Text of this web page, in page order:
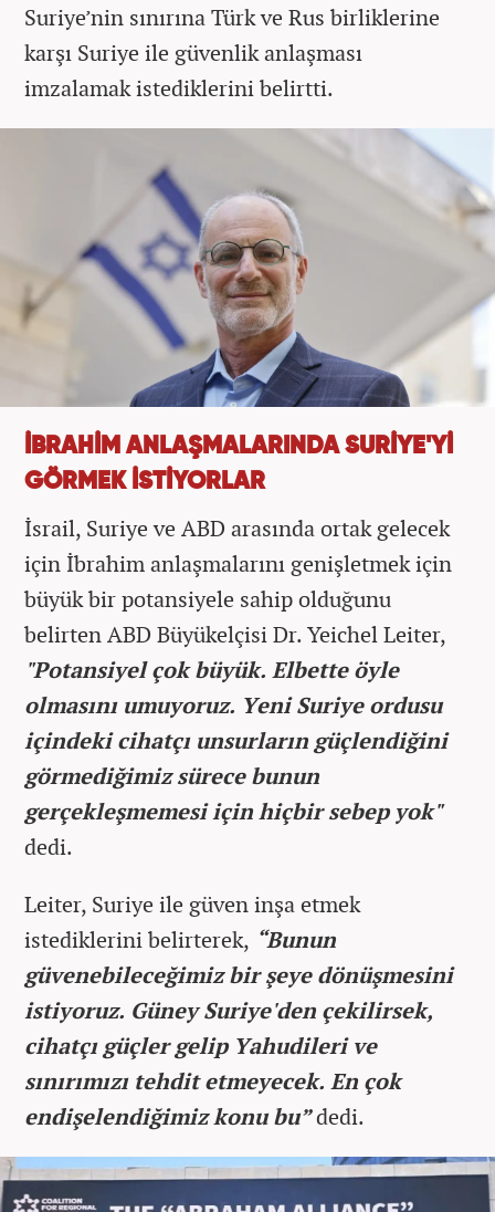
Suriye’nin sınırına Türk ve Rus birliklerine
karşı Suriye ile güvenlik anlaşması
imzalamak istediklerini belirtti.
İBRAHİM ANLAŞMALARINDA SURİYE'Yİ
GÖRMEK İSTİYORLAR
İsrail, Suriye ve ABD arasında ortak gelecek
için İbrahim anlaşmalarını genişletmek için
büyük bir potansiyele sahip olduğunu
belirten ABD Büyükelçisi Dr. Yeichel Leiter,
"Potansiyel çok büyük. Elbette öyle
olmasını umuyoruz. Yeni Suriye ordusu
içindeki cihatçı unsurların güçlendiğini
görmediğimiz sürece bunun
gerçekleşmemesi için hiçbir sebep yok"
dedi.
Leiter, Suriye ile güven inşa etmek
istediklerini belirterek, “Bunun
güvenebileceğimiz bir şeye dönüşmesini
istiyoruz. Güney Suriye'den çekilirsek,
cihatçı güçler gelip Yahudileri ve
sınırımızı tehdit etmeyecek. En çok
endişelendiğimiz konu bu”dedi.